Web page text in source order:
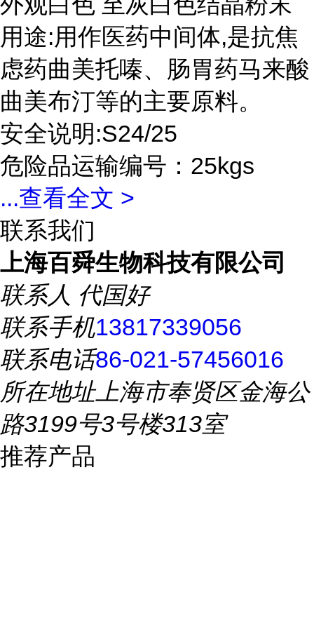
用途:用作医药中间体,是抗焦
虑药曲美托嗪、肠胃药马来酸
曲美布汀等的主要原料。
安全说明:S24/25
危险品运输编号：25kgs
...查看全文 >
联系我们
上海百舜生物科技有限公司
联系人 代国好
联系手机13817339056
联系电话86-021-57456016
所在地址上海市奉贤区金海公
路3199号3号楼313室
推荐产品